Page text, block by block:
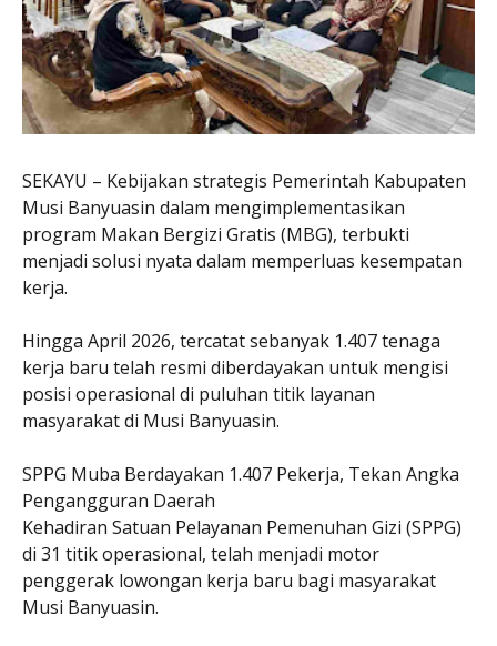
SEKAYU – Kebijakan strategis Pemerintah Kabupaten
Musi Banyuasin dalam mengimplementasikan
program Makan Bergizi Gratis (MBG), terbukti
menjadi solusi nyata dalam memperluas kesempatan
kerja.
Hingga April 2026, tercatat sebanyak 1.407 tenaga
kerja baru telah resmi diberdayakan untuk mengisi
posisi operasional di puluhan titik layanan
masyarakat di Musi Banyuasin.
SPPG Muba Berdayakan 1.407 Pekerja, Tekan Angka
Pengangguran Daerah
Kehadiran Satuan Pelayanan Pemenuhan Gizi (SPPG)
di 31 titik operasional, telah menjadi motor
penggerak lowongan kerja baru bagi masyarakat
Musi Banyuasin.